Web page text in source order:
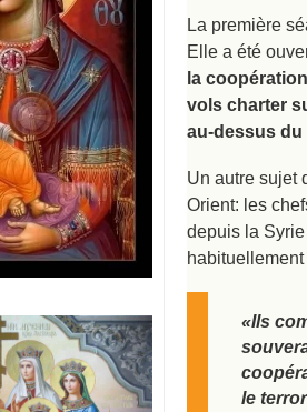
La première
Elle a été
la
vols charter
au-dessus du
Un autre sujet
Orient: les
depuis la
«Ils
le